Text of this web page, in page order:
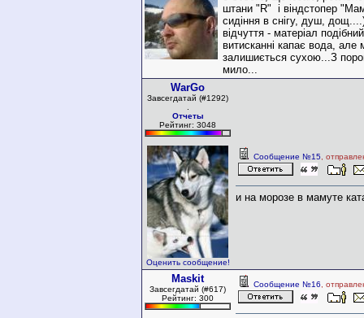
штани "R" і віндстопер
сидіння в снігу, душ,
відчуття - матеріал
витисканні капає вода, але
залишиється сухою...З
мило...
WarGo
Завсегдатай (#1292)
Отчеты
Рейтинг: 3048
Оценить сообщение!
Сообщение №15 ,
и на морозе в мамуте
Maskit
Завсегдатай (#617)
Рейтинг: 300
Сообщение №16 ,